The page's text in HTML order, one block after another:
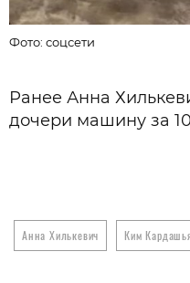
Фото: соцсети
Ранее Анна
дочери машину за
Анна Хилькевич Ким